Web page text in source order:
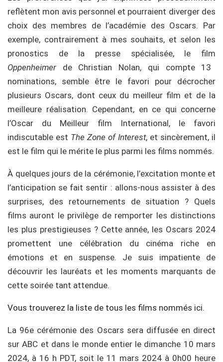
reflètent mon avis personnel et pourraient diverger des
choix des membres de l’académie des Oscars. Par
exemple, contrairement à mes souhaits, et selon les
pronostics de la presse spécialisée, le film
Oppenheimer de Christian Nolan, qui compte 13
nominations, semble être le favori pour décrocher
plusieurs Oscars, dont ceux du meilleur film et de la
meilleure réalisation. Cependant, en ce qui concerne
l’Oscar du Meilleur film International, le favori
indiscutable est The Zone of Interest, et sincèrement, il
est le film qui le mérite le plus parmi les films nommés.
À quelques jours de la cérémonie, l’excitation monte et
l’anticipation se fait sentir : allons-nous assister à des
surprises, des retournements de situation ? Quels
films auront le privilège de remporter les distinctions
les plus prestigieuses ? Cette année, les Oscars 2024
promettent une célébration du cinéma riche en
émotions et en suspense. Je suis impatiente de
découvrir les lauréats et les moments marquants de
cette soirée tant attendue.
Vous trouverez la liste de tous les films nommés ici.
La 96e cérémonie des Oscars sera diffusée en direct
sur ABC et dans le monde entier le dimanche 10 mars
2024, à 16 h PDT, soit le 11 mars 2024 à 0h00 heure